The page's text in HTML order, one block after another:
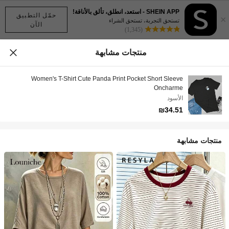
حمّل التطبيق
الآن
×
SHEIN APP - استعد، انطلق، تألق بالأناقة!
تستحق التجربة، تستحق الشراء
(1,345)
منتجات مشابهة
Women's T-Shirt Cute Panda Print Pocket Short Sleeve
Oncharme
الأسود
₪34.51
منتجات مشابهة